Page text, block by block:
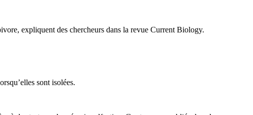
expliquent des chercheurs dans la revue Current Biology.
sont isolées.